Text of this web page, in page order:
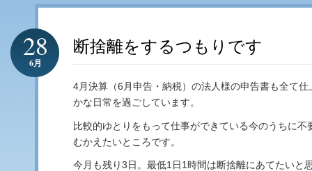
断捨離をするつもりです
28
6月
4月決算（6月申告・納税）の法人様の申告書も全て
かな日常を過ごしています。
比較的ゆとりをもって仕事ができている今のうちに
むかえたいところです。
今月も残り3日。最低1日1時間は断捨離にあてたいと